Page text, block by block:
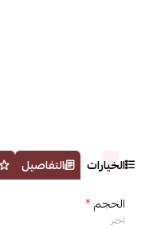
الخيارات التفاصيل
الحجم*
اختر